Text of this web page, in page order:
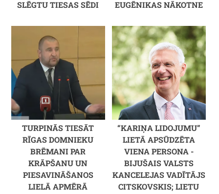
SLĒGTU TIESAS SĒDI
EUGĒNIKAS NĀKOTNE
TURPINĀS TIESĀT
RĪGAS DOMNIEKU
BRĒMANI PAR
KRĀPŠANU UN
PIESAVINĀŠANOS
LIELĀ APMĒRĀ
“KARIŅA LIDOJUMU”
LIETĀ APSŪDZĒTA
VIENA PERSONA -
BIJUŠAIS VALSTS
KANCELEJAS VADĪTĀJS
CITSKOVSKIS; LIETU